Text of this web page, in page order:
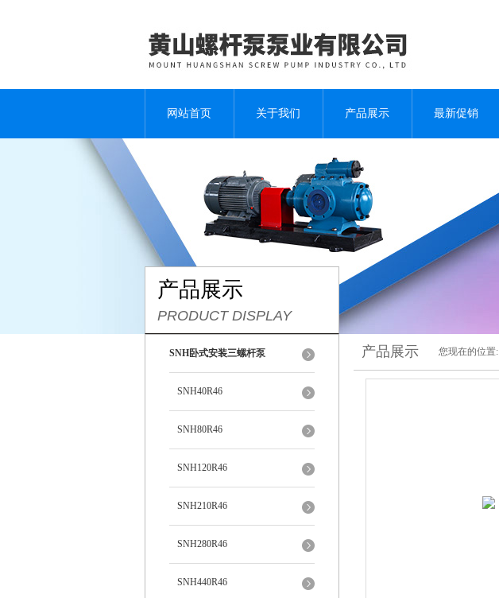
网站首页 关于我们 产品展示 最新促销
产品展示
PRODUCT DISPLAY
SNH卧式安装三螺杆泵
SNH40R46
SNH80R46
SNH120R46
SNH210R46
SNH280R46
SNH440R46
产品展示 您现在的位置: